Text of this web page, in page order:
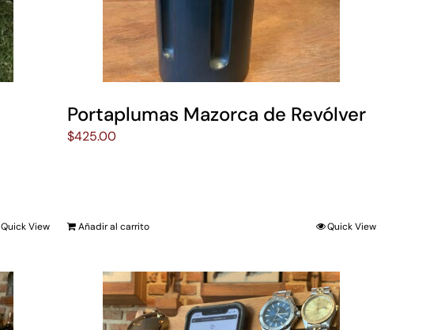
Quick View
Portaplumas Mazorca de Revólver
$425.00
Añadir al carrito Quick View